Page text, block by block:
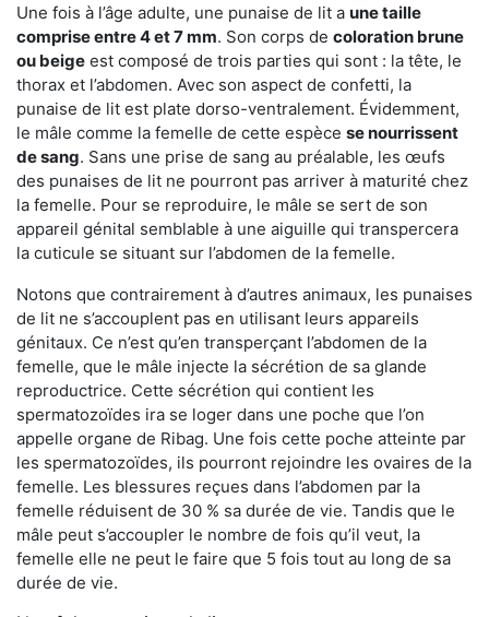
Une fois à l’âge adulte, une punaise de lit a une taille
comprise entre 4 et 7 mm. Son corps de coloration brune
ou beige est composé de trois parties qui sont : la tête, le
thorax et l’abdomen. Avec son aspect de confetti, la
punaise de lit est plate dorso-ventralement. Évidemment,
le mâle comme la femelle de cette espèce se nourrissent
de sang. Sans une prise de sang au préalable, les œufs
des punaises de lit ne pourront pas arriver à maturité chez
la femelle. Pour se reproduire, le mâle se sert de son
appareil génital semblable à une aiguille qui transpercera
la cuticule se situant sur l’abdomen de la femelle.
Notons que contrairement à d’autres animaux, les punaises
de lit ne s’accouplent pas en utilisant leurs appareils
génitaux. Ce n’est qu’en transperçant l’abdomen de la
femelle, que le mâle injecte la sécrétion de sa glande
reproductrice. Cette sécrétion qui contient les
spermatozoïdes ira se loger dans une poche que l’on
appelle organe de Ribag. Une fois cette poche atteinte par
les spermatozoïdes, ils pourront rejoindre les ovaires de la
femelle. Les blessures reçues dans l’abdomen par la
femelle réduisent de 30 % sa durée de vie. Tandis que le
mâle peut s’accoupler le nombre de fois qu’il veut, la
femelle elle ne peut le faire que 5 fois tout au long de sa
durée de vie.